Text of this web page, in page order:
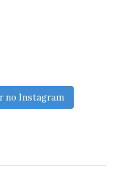
no Instagram